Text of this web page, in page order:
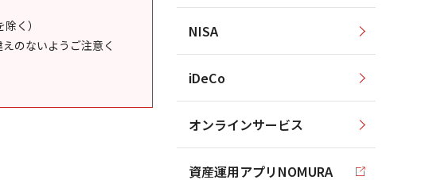
く）
のないようご注意く
NISA
iDeCo
オンラインサービス
資産運用アプリNOMURA